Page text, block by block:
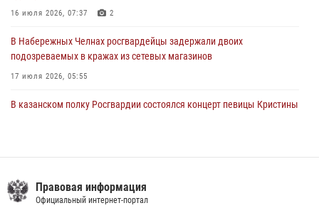
16 июля 2026, 07:37 2
В Набережных Челнах росгвардейцы задержали двоих
подозреваемых в кражах из сетевых магазинов
17 июля 2026, 05:55
В казанском полку Росгвардии состоялся концерт певицы Кристины
секретами своего семейного счастья
08 июля 2026, 07:48 4
Правовая информация
Официальный интернет-портал